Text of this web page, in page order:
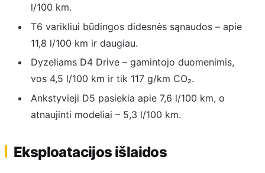
l/100 km.
T6 varikliui būdingos didesnės sąnaudos – apie
11,8 l/100 km ir daugiau.
Dyzeliams D4 Drive – gamintojo duomenimis,
vos 4,5 l/100 km ir tik 117 g/km CO₂.
Ankstyvieji D5 pasiekia apie 7,6 l/100 km, o
atnaujinti modeliai – 5,3 l/100 km.
Eksploatacijos išlaidos